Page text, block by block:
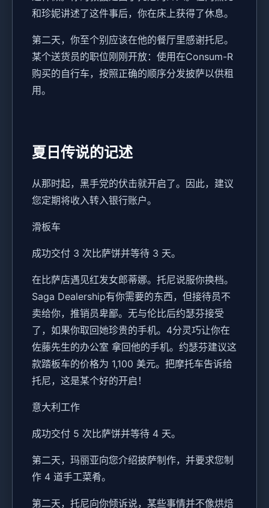
和珍妮讲述了这件事后，你在床上获得了休息。
第二天，你至个别应该在他的餐厅里感谢托尼。
某个送货员的职位刚刚开放：使用在Consum-R
购买的自行车，按照正确的顺序分发披萨以供租
用。
夏日传说的记述
从那时起，黑手党的伏击就开启了。因此，建议
您定期将收入转入银行账户。
滑板车
成功交付 3 次比萨饼并等待 3 天。
在比萨店遇见红发女郎蒂娜。托尼说服你换档。
Saga Dealership有你需要的东西，但接待员不
卖给你，推销员卑鄙。无与伦比后约瑟芬接受
了，如果你取回她珍贵的手机。4分灵巧让你在
佐藤先生的办公室 拿回他的手机。约瑟芬建议这
款踏板车的价格为 1,100 美元。把摩托车告诉给
托尼，这是某个好的开启！
意大利工作
成功交付 5 次比萨饼并等待 4 天。
第二天，玛丽亚向您介绍披萨制作，并要求您制
作 4 道手工菜肴。
第二天，托尼向你倾诉说，某些事情并不像烘焙